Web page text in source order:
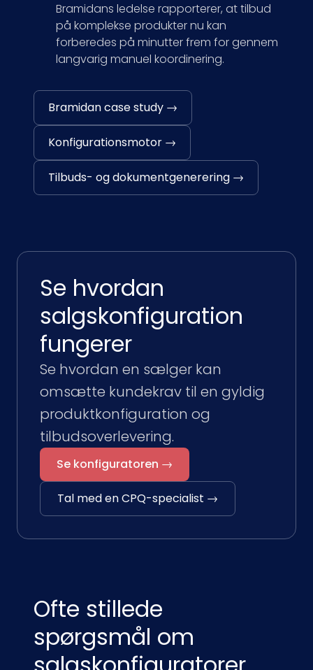
Bramidans ledelse rapporterer, at tilbud
på komplekse produkter nu kan
forberedes på minutter frem for gennem
langvarig manuel koordinering.
Bramidan case study →
Konfigurationsmotor →
Tilbuds- og dokumentgenerering →
Se hvordan
salgskonfiguration
fungerer
Se hvordan en sælger kan
omsætte kundekrav til en gyldig
produktkonfiguration og
tilbudsoverlevering.
Se konfiguratoren →
Tal med en CPQ-specialist →
Ofte stillede
spørgsmål om